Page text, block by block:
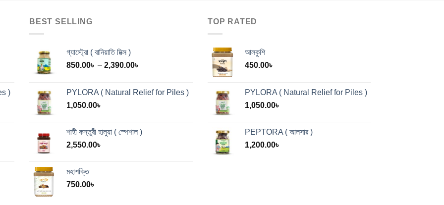
)
BEST SELLING
গ্যাস্ট্রো ( বানিয়াতি মিক্স )
850.00৳ – 2,390.00৳
through
PYLORA ( Natural Relief for Piles )
1,050.00৳
শাহী কস্তুরী হালুয়া ( স্পেশাল )
2,550.00৳
মহাশক্তি
750.00৳
TOP RATED
আলকুশি
450.00৳
PYLORA ( Natural Relief for Piles )
1,050.00৳
PEPTORA ( আলসার )
1,200.00৳